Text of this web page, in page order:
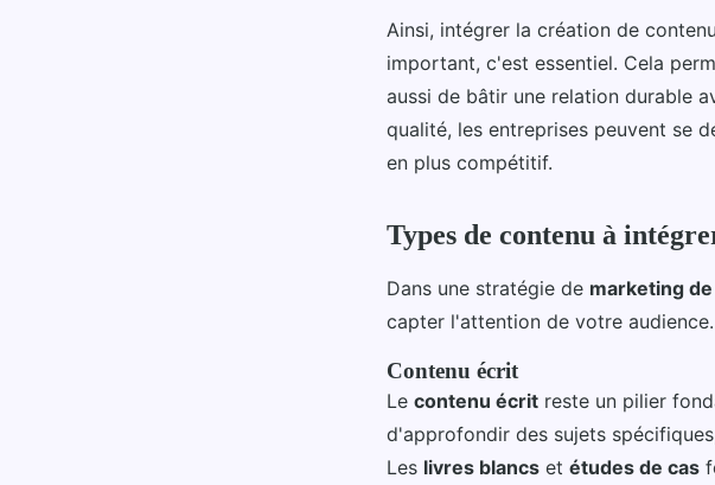
Ainsi, intégrer la création de
important, c'est essentiel. Cela
aussi de bâtir une relation durable
qualité, les entreprises peuvent se
en plus compétitif.
Types de contenu à
Dans une stratégie de marketing
capter l'attention de votre
Contenu écrit
Le contenu écrit reste un pilier
d'approfondir des sujets
Les livres blancs et études de cas